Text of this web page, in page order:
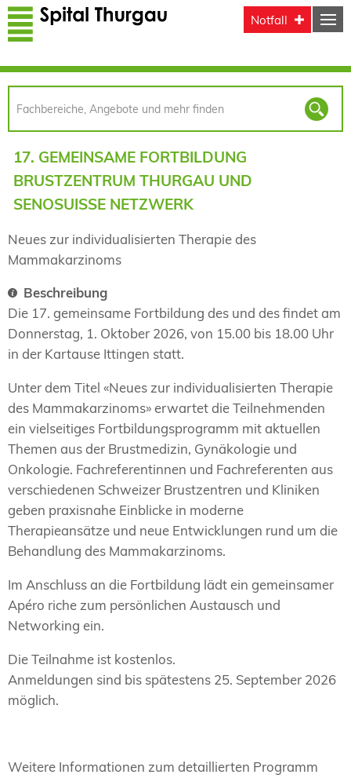
Direkt zum Inhalt
Notfall
17. GEMEINSAME FORTBILDUNG
BRUSTZENTRUM THURGAU UND
SENOSUISSE NETZWERK
Neues zur individualisierten Therapie des
Mammakarzinoms
Beschreibung
Die 17. gemeinsame Fortbildung des und des findet am
Donnerstag, 1. Oktober 2026, von 15.00 bis 18.00 Uhr
in der Kartause Ittingen statt.
Unter dem Titel «Neues zur individualisierten Therapie
des Mammakarzinoms» erwartet die Teilnehmenden
ein vielseitiges Fortbildungsprogramm mit aktuellen
Themen aus der Brustmedizin, Gynäkologie und
Onkologie. Fachreferentinnen und Fachreferenten aus
verschiedenen Schweizer Brustzentren und Kliniken
geben praxisnahe Einblicke in moderne
Therapieansätze und neue Entwicklungen rund um die
Behandlung des Mammakarzinoms.
Im Anschluss an die Fortbildung lädt ein gemeinsamer
Apéro riche zum persönlichen Austausch und
Networking ein.
Die Teilnahme ist kostenlos.
Anmeldungen sind bis spätestens 25. September 2026
möglich.
Weitere Informationen zum detaillierten Programm